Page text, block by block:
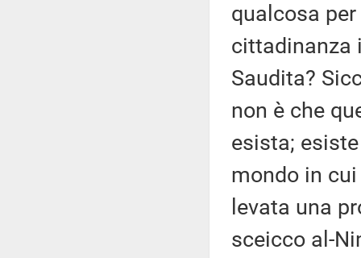
qualcosa
cittadinanza
Saudita?
non è che
esista;
mondo in
levata una
sceicco al-